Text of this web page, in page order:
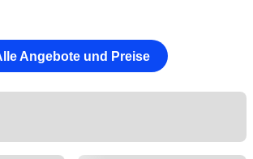
Angebote und Preise